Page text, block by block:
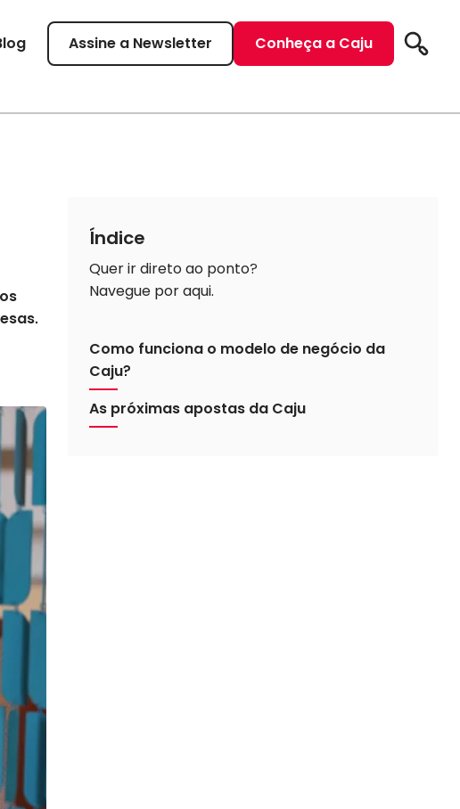
Assine a Newsletter Conheça a Caju
Índice
Quer ir direto ao ponto?
Navegue por aqui.
Como funciona o modelo de negócio da
Caju?
As próximas apostas da Caju